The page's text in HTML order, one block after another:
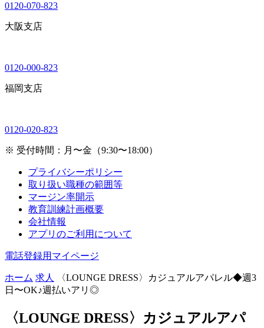
0120-070-823
大阪支店
0120-000-823
福岡支店
0120-020-823
※ 受付時間：月〜金（9:30〜18:00）
プライバシーポリシー
取り扱い職種の範囲等
マージン率開示
教育訓練計画概要
会社情報
アプリのご利用について
電話登録用マイページ
ホーム 求人
〈LOUNGE DRESS〉カジュアルアパレル◆週3
日〜OK♪週払いアリ◎
〈LOUNGE DRESS〉カジュアルアパ